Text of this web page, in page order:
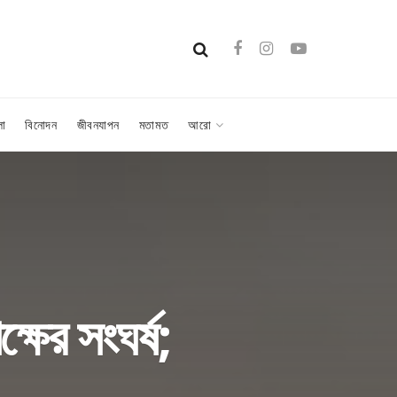
বিনোদন জীবনযাপন মতামত আরো
সংঘর্ষ;